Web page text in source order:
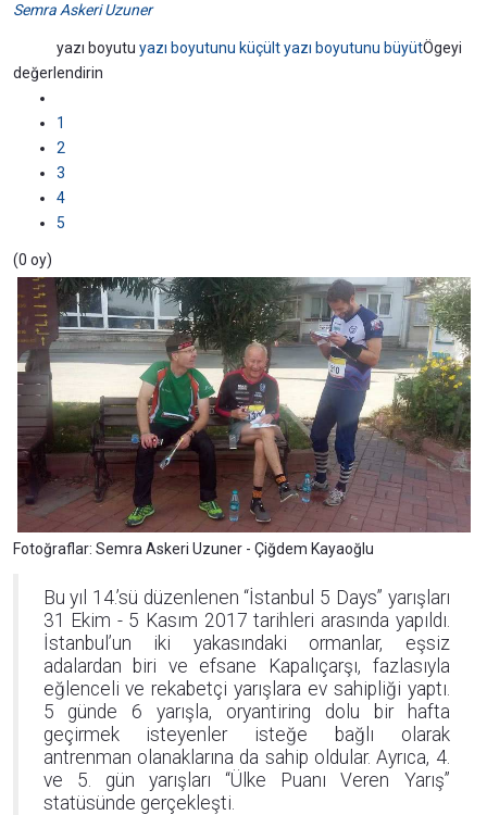
Semra Askeri Uzuner
yazı boyutu yazı boyutunu küçült yazı boyutunu büyütÖgeyi
değerlendirin
1
2
3
4
5
(0 oy)
Fotoğraflar: Semra Askeri Uzuner - Çiğdem Kayaoğlu
Bu yıl 14.’sü düzenlenen “İstanbul 5 Days” yarışları
31 Ekim - 5 Kasım 2017 tarihleri arasında yapıldı.
İstanbul’un iki yakasındaki ormanlar, eşsiz
adalardan biri ve efsane Kapalıçarşı, fazlasıyla
eğlenceli ve rekabetçi yarışlara ev sahipliği yaptı.
5 günde 6 yarışla, oryantiring dolu bir hafta
geçirmek isteyenler isteğe bağlı olarak
antrenman olanaklarına da sahip oldular. Ayrıca, 4.
ve 5. gün yarışları “Ülke Puanı Veren Yarış”
statüsünde gerçekleşti.